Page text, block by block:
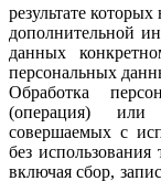
результате
дополнительной
данных
персональных
Обработка
(операция) или
совершаемых с
без
включая сбор,